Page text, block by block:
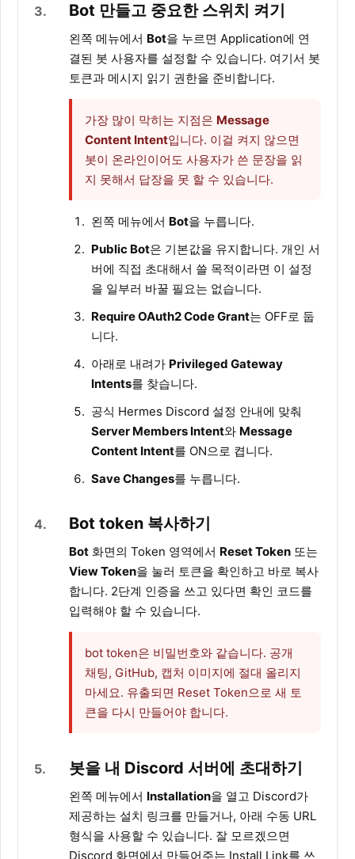
3 Bot 만들고 중요한 스위치 켜기
왼쪽 메뉴에서 Bot을 누르면 Application에 연
결된 봇 사용자를 설정할 수 있습니다. 여기서 봇
토큰과 메시지 읽기 권한을 준비합니다.
가장 많이 막히는 지점은 Message
Content Intent입니다. 이걸 켜지 않으면
봇이 온라인이어도 사용자가 쓴 문장을 읽
지 못해서 답장을 못 할 수 있습니다.
왼쪽 메뉴에서 Bot을 누릅니다.
Public Bot은 기본값을 유지합니다. 개인 서
버에 직접 초대해서 쓸 목적이라면 이 설정
을 일부러 바꿀 필요는 없습니다.
Require OAuth2 Code Grant는 OFF로 둡
니다.
아래로 내려가 Privileged Gateway
Intents를 찾습니다.
공식 Hermes Discord 설정 안내에 맞춰
Server Members Intent와 Message
Content Intent를 ON으로 켭니다.
Save Changes를 누릅니다.
4 Bot token 복사하기
Bot 화면의 Token 영역에서 Reset Token 또는
View Token을 눌러 토큰을 확인하고 바로 복사
합니다. 2단계 인증을 쓰고 있다면 확인 코드를
입력해야 할 수 있습니다.
bot token은 비밀번호와 같습니다. 공개
채팅, GitHub, 캡처 이미지에 절대 올리지
마세요. 유출되면 Reset Token으로 새 토
큰을 다시 만들어야 합니다.
5 봇을 내 Discord 서버에 초대하기
왼쪽 메뉴에서 Installation을 열고 Discord가
제공하는 설치 링크를 만들거나, 아래 수동 URL
형식을 사용할 수 있습니다. 잘 모르겠으면
Discord 화면에서 만들어주는 Install Link를 쓰